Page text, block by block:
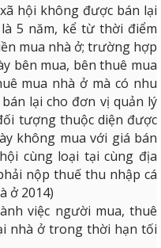
hội không được bán lại
5 năm, kể từ thời điểm
mua nhà ở; trường hợp
bên mua, bên thuê mua
mua nhà ở mà có nhu
lại cho đơn vị quản lý
tượng thuộc diện được
không mua với giá bán
cùng loại tại cùng địa
nộp thuế thu nhập cá
ở 2014)
việc người mua, thuê
nhà ở trong thời hạn tối